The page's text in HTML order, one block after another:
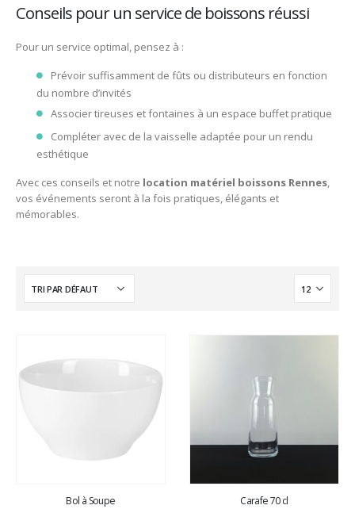
Conseils pour un service de boissons réussi
Pour un service optimal, pensez à :
Prévoir suffisamment de fûts ou distributeurs en fonction
du nombre d’invités
Associer tireuses et fontaines à un espace buffet pratique
Compléter avec de la vaisselle adaptée pour un rendu
esthétique
Avec ces conseils et notre location matériel boissons Rennes,
vos événements seront à la fois pratiques, élégants et
mémorables.
Bol à Soupe Carafe 70 cl